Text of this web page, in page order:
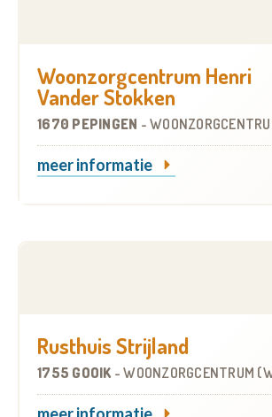
Woonzorgcentrum Henri
Vander Stokken
1670 PEPINGEN - WOONZORGCENTRUM
meer informatie
Rusthuis Strijland
1755 GOOIK -WOONZORGCENTRUM